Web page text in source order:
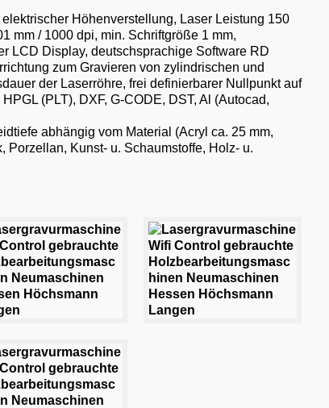
Höhenverstellung, Laser Leistung 150
mm / 1000 dpi, min. Schriftgröße 1 mm,
LCD Display, deutschsprachige Software RD
zum Gravieren von zylindrischen und
der Laserröhre, frei definierbarer Nullpunkt auf
(PLT), DXF, G-CODE, DST, Al (Autocad,
abhängig vom Material (Acryl ca. 25 mm,
Porzellan, Kunst- u. Schaumstoffe, Holz- u.